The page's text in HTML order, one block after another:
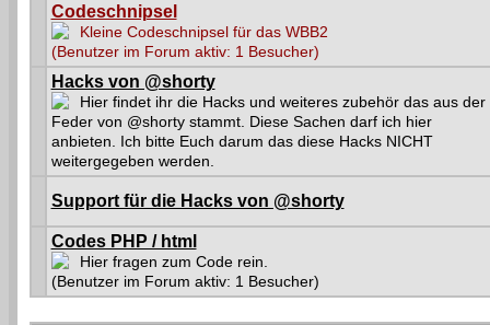
Codeschnipsel
Kleine Codeschnipsel für das WBB2
(Benutzer im Forum aktiv: 1 Besucher)
Hacks von @shorty
Hier findet ihr die Hacks und weiteres zubehör das aus der
Feder von @shorty stammt. Diese Sachen darf ich hier
anbieten. Ich bitte Euch darum das diese Hacks NICHT
weitergegeben werden.
Support für die Hacks von @shorty
Codes PHP / html
Hier fragen zum Code rein.
(Benutzer im Forum aktiv: 1 Besucher)